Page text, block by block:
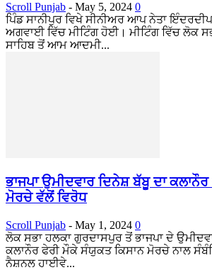
Scroll Punjab - May 5, 2024 0
ਪਿੰਡ ਸਾਨੀਪੁਰ ਵਿਖੇ ਸੀਨੀਅਰ ਆਪ ਨੇਤਾ
ਅਗਵਾਈ ਵਿੱਚ ਮੀਟਿੰਗ ਹੋਈ। ਮੀਟਿੰਗ ਵਿੱਚ ਲੋਕ
ਸਾਹਿਬ ਤੋਂ ਆਮ ਆਦਮੀ...
ਭਾਜਪਾ ਉਮੀਦਵਾਰ ਦਿਨੇਸ਼ ਬੱਬੂ ਦਾ
ਮੋਰਚੇ ਵੱਲੋਂ ਵਿਰੋਧ
Scroll Punjab - May 1, 2024 0
ਲੋਕ ਸਭਾ ਹਲਕਾ ਗੁਰਦਾਸਪੁਰ ਤੋਂ ਭਾਜਪਾ ਦੇ
ਕਲਾਨੌਰ ਫੇਰੀ ਮੌਕੇ ਸੰਯੁਕਤ ਕਿਸਾਨ ਮੋਰਚੇ ਨਾਲ
ਨੈਸ਼ਨਲ ਹਾਈਵੇ...